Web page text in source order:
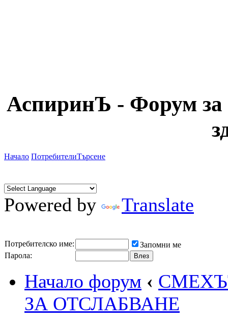
АспиринЪ - Форум за
Начало ПотребителиТърсене
Powered by Translate
Потребителско име:
Запомни ме
Парола:
Начало форум ‹
ЗА ОТСЛАБВАНЕ